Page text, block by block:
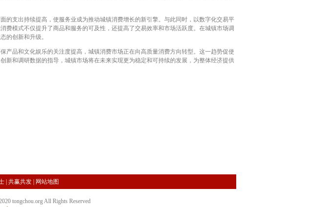
支出持续提高，使服务业成为推动城镇消费增长的新引擎。与此同时，以数字化交易平
模式不仅提升了商品和服务的可及性，还提高了交易效率和市场活跃度。在城镇市场调
的创新和升级。
品和文化娱乐的关注度提高，城镇消费市场正在向高质量消费方向转型。这一趋势促使
和调研数据的指导，城镇市场将在未来实现更为稳定和可持续的发展，为整体经济提供
共赢共发 网站地图
tongchou.org All Rights Reserved